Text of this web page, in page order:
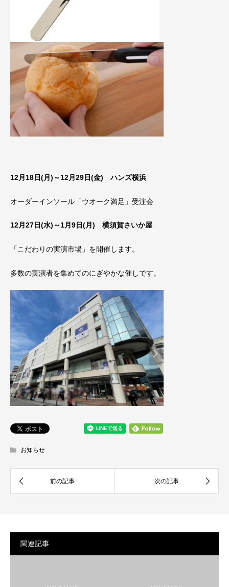
12月18日(月)～12月29日(金) ハンズ横浜
オーダーインソール「ウオーク満足」受注会
12月27日(水)～1月9日(月) 横須賀さいか屋
「こだわりの実演市場」を開催します。
多数の実演者を集めてのにぎやかな催しです。
お知らせ
関連記事